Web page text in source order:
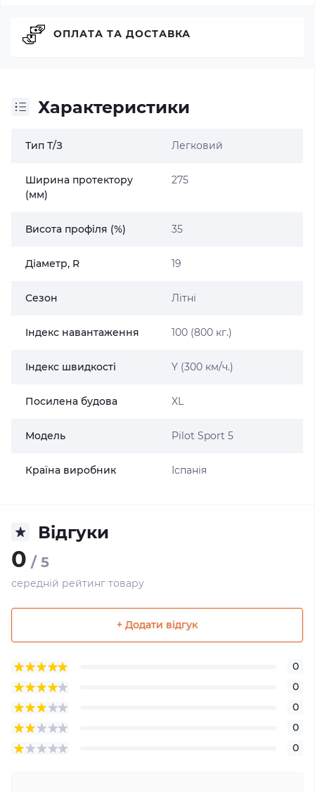
Характеристики
Тип Т/З Легковий
Ширина протектору
(мм)
275
Висота профіля (%) 35
Діаметр, R 19
Сезон Літні
Індекс навантаження 100 (800 кг.)
Індекс швидкості Y (300 км/ч.)
Посилена будова XL
Модель Pilot Sport 5
Країна виробник Іспанія
Відгуки
0 / 5
середній рейтинг товару
+ Додати відгук
0
0
0
0
0
ОПЛАТА ТА ДОСТАВКА